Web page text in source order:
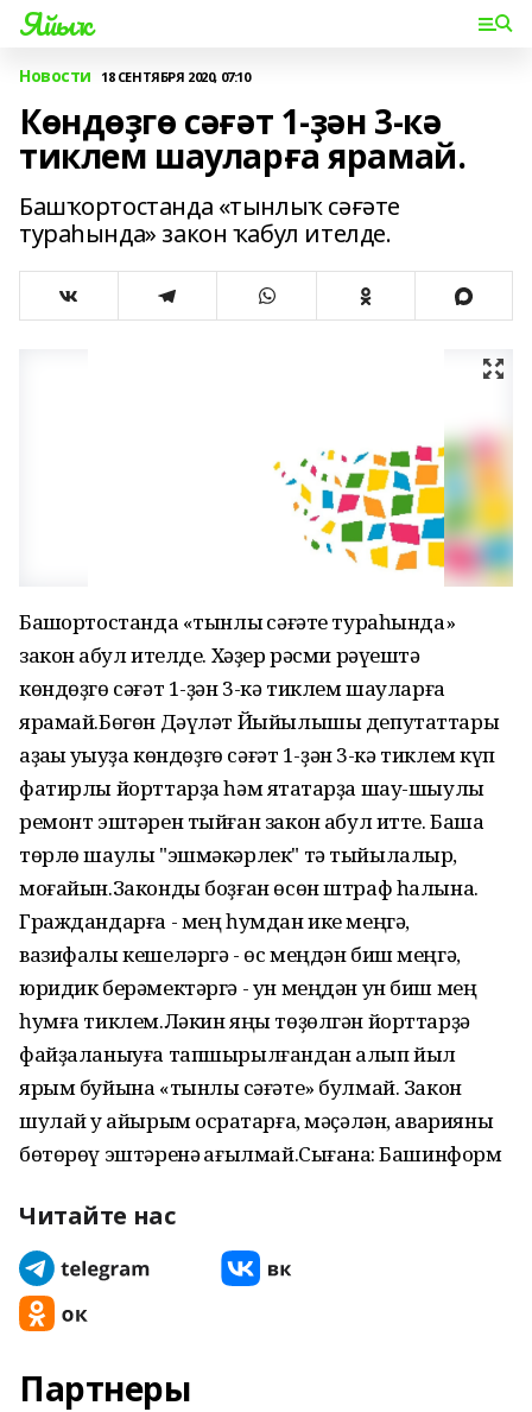
Яйыҡ
Новости 18 СЕНТЯБРЯ 2020, 07:10
Көндөҙгө сәғәт 1-ҙән 3-кә
тиклем шауларға ярамай.
Башҡортостанда «тынлыҡ сәғәте
тураһында» закон ҡабул ителде.
Башҡортостанда «тынлыҡ сәғәте тураһында»
закон ҡабул ителде. Хәҙер рәсми рәүештә
көндөҙгө сәғәт 1-ҙән 3-кә тиклем шауларға
ярамай.Бөгөн Дәүләт Йыйылышы депутаттары
аҙаҡҡы уҡыуҙа көндөҙгө сәғәт 1-ҙән 3-кә тиклем күп
фатирлы йорттарҙа һәм ятаҡтарҙа шау-шыулы
ремонт эштәрен тыйған закон ҡабул итте. Башҡа
төрлө шаулы "эшмәкәрлек" тә тыйылалыр,
моғайын.Законды боҙған өсөн штраф һалына.
Граждандарға - мең һумдан ике меңгә,
вазифалы кешеләргә - өс меңдән биш меңгә,
юридик берәмектәргә - ун меңдән ун биш мең
һумға тиклем.Ләкин яңы төҙөлгән йорттарҙә
файҙаланыуға тапшырылғандан алып йыл
ярым буйына «тынлыҡ сәғәте» булмай. Закон
шулай уҡ айырым осраҡтарға, мәҫәлән, аварияны
бөтөрөү эштәренә ҡағылмай.Сығанаҡ: Башинформ
Читайте нас
Партнеры